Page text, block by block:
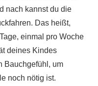
nach kannst du die
Das heißt,
einmal pro Woche
deines Kindes
Bauchgefühl, um
noch nötig ist.